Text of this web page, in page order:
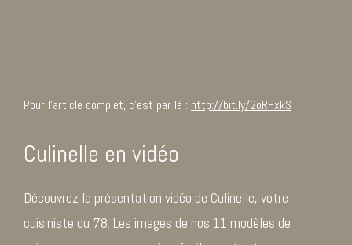
Pour l’article complet, c’est par là : http://bit.ly/2oRFxkS
Culinelle en vidéo
Découvrez la présentation vidéo de Culinelle, votre
cuisiniste du 78. Les images de nos 11 modèles de